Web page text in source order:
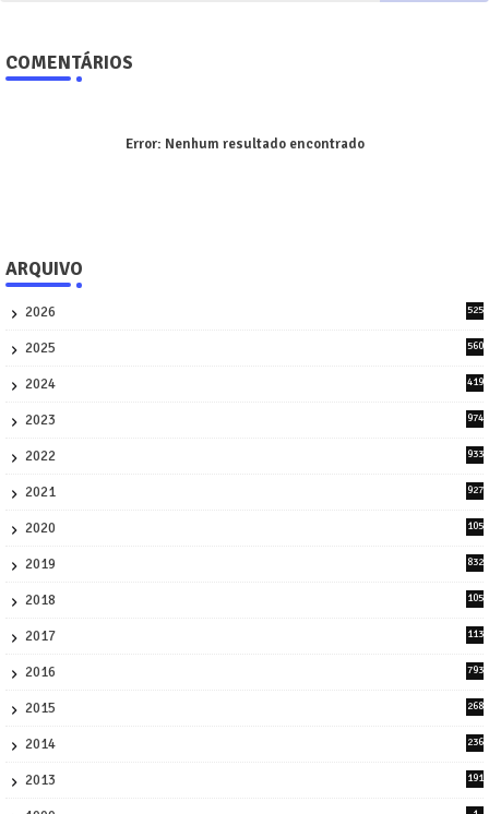
COMENTÁRIOS
Error: Nenhum resultado encontrado
ARQUIVO
2026
525
2025
560
2024
419
2023
974
2022
933
2021
927
2020
105
2019
832
2018
105
2017
113
2016
793
2015
268
2014
236
2013
191